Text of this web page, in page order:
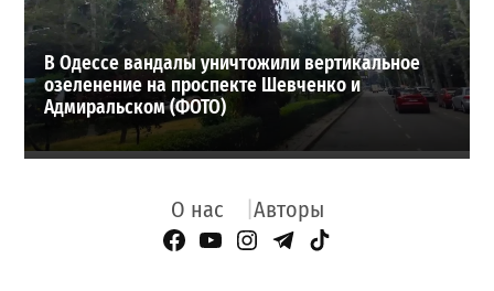
В Одессе вандалы уничтожили вертикальное
озеленение на проспекте Шевченко и
Адмиральском (ФОТО)
О нас Авторы
Facebook Page
YouTube
Instagram
Telegram
TikTok